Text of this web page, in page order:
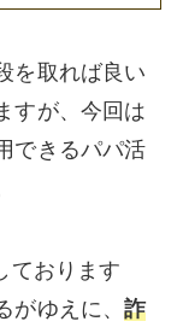
を取れば良い
すが、今回は
できるパパ活
ております
がゆえに、詐